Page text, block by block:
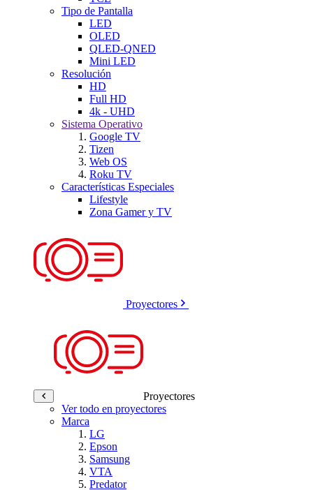
Tipo de Pantalla
LED
OLED
QLED-QNED
Mini LED
Resolución
HD
Full HD
4k - UHD
Sistema Operativo
Google TV
Tizen
Web OS
Roku TV
Características Especiales
Lifestyle
Zona Gamer y TV
Proyectores
Proyectores
Ver todo en proyectores
Marca
LG
Epson
Samsung
VTA
Predator